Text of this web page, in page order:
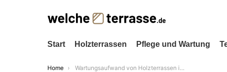
Start Holzterrassen Pflege und Wartung
You are here:
Home Wartungsaufwand von Holzterrassen im Vergleich zu WPC